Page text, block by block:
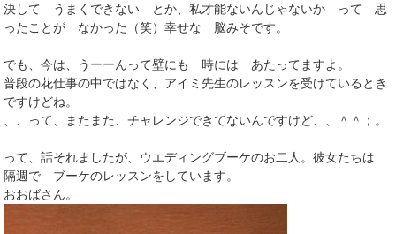
決して うまくできない とか、私才能ないんじゃないか って 思
ったことが なかった（笑）幸せな 脳みそです。
でも、今は、うーーんって壁にも 時には あたってますよ。
普段の花仕事の中ではなく、アイミ先生のレッスンを受けているとき
ですけどね。
、、って、またまた、チャレンジできてないんですけど、、＾＾；。
って、話それましたが、ウエディングブーケのお二人。彼女たちは
隔週で ブーケのレッスンをしています。
おおばさん。